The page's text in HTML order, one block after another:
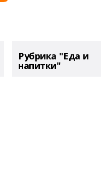
Рубрика "Еда и
напитки"